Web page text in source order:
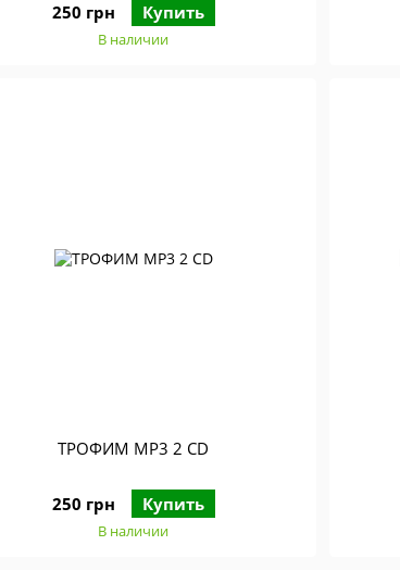
250 грн Купить
В наличии
ТРОФИМ МР3 2 CD
250 грн Купить
В наличии